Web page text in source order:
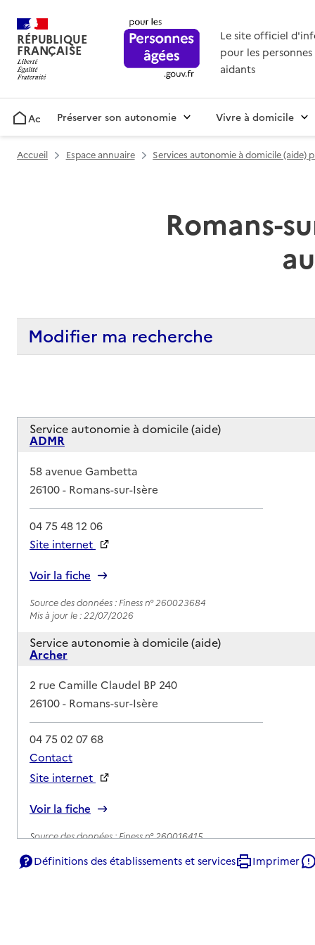
RÉPUBLIQUE
FRANÇAISE
Le site officiel
pour les personnes
aidants
AccueilPréserver son autonomie Vivre à domicile
Accueil Espace annuaire Services autonomie à domicile (aide)
Romans-
Modifier ma recherche
Service autonomie à domicile (aide)
ADMR
Adresse
58 avenue Gambetta
26100- Romans-sur-Isère
04 75 48 12 06
Site internet
Voir la fiche
Source des données : Finess n° 260023684
Mis à jour le : 22/07/2026
Service autonomie à domicile (aide)
Archer
Adresse
2 rue Camille Claudel BP 240
26100- Romans-sur-Isère
04 75 02 07 68
Contact
Site internet
Voir la fiche
Source des données : Finess n° 260016415
Définitions des établissements et services Imprimer